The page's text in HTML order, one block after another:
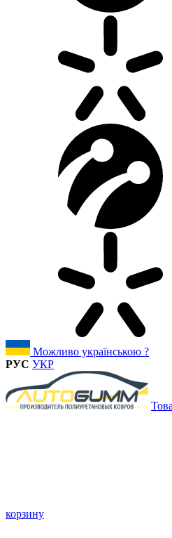
Можливо українською ?
РУС УКР
корзину